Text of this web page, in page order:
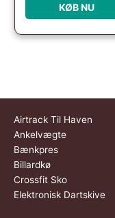
KØB NU
Airtrack Til Haven
Ankelvægte
Bænkpres
Billardkø
Crossfit Sko
Elektronisk Dartskive